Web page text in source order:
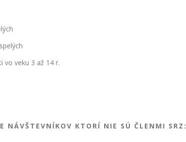
vo veku 3 až 14 r.
NÁVŠTEVNÍKOV KTORÍ NIE SÚ ČLENMI SRZ: